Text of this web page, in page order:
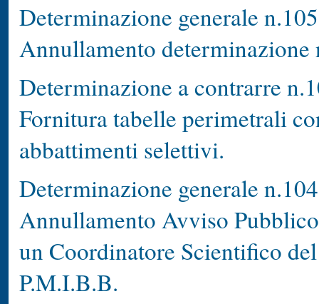
Determinazione generale
Annullamento
Determinazione a contrarre
Fornitura tabelle perimetrali
abbattimenti selettivi.
Determinazione generale
Annullamento Avviso
un Coordinatore Scientifico
P.M.I.B.B.